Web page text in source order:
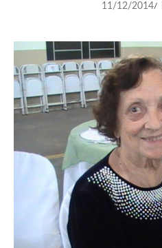
11/12/2014/